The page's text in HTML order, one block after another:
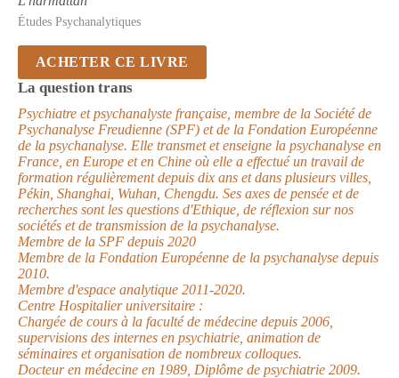
Études Psychanalytiques
ACHETER CE LIVRE
La question trans
Psychiatre et psychanalyste française, membre de la Société de
Psychanalyse Freudienne (SPF) et de la Fondation Européenne
de la psychanalyse. Elle transmet et enseigne la psychanalyse en
France, en Europe et en Chine où elle a effectué un travail de
formation régulièrement depuis dix ans et dans plusieurs villes,
Pékin, Shanghai, Wuhan, Chengdu. Ses axes de pensée et de
recherches sont les questions d'Ethique, de réflexion sur nos
sociétés et de transmission de la psychanalyse.
Membre de la SPF depuis 2020
Membre de la Fondation Européenne de la psychanalyse depuis
2010.
Membre d'espace analytique 2011-2020.
Centre Hospitalier universitaire :
Chargée de cours à la faculté de médecine depuis 2006,
supervisions des internes en psychiatrie, animation de
séminaires et organisation de nombreux colloques.
Docteur en médecine en 1989, Diplôme de psychiatrie 2009.